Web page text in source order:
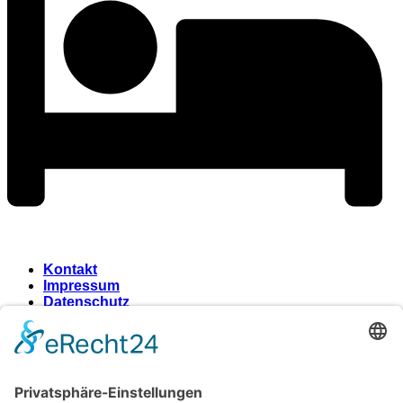
Kontakt
Impressum
Datenschutz
Zustimmung, um den